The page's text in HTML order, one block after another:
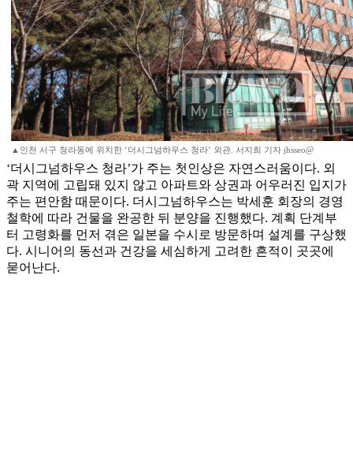
▲인천 서구 청라동에 위치한 ‘더시그넘하우스 청라’ 외관. 서지희 기자 jhsseo@
‘더시그넘하우스 청라’가 주는 첫인상은 자연스러움이다. 외
곽 지역에 고립돼 있지 않고 아파트와 상권과 어우러진 입지가
주는 편안함 때문이다. 더시그넘하우스는 박세훈 회장의 경영
철학에 따라 건물을 완공한 뒤 분양을 진행했다. 계획 단계부
터 고령화를 먼저 겪은 일본을 수시로 방문하며 설계를 구상했
다. 시니어의 동선과 건강을 세심하게 고려한 흔적이 곳곳에
묻어난다.